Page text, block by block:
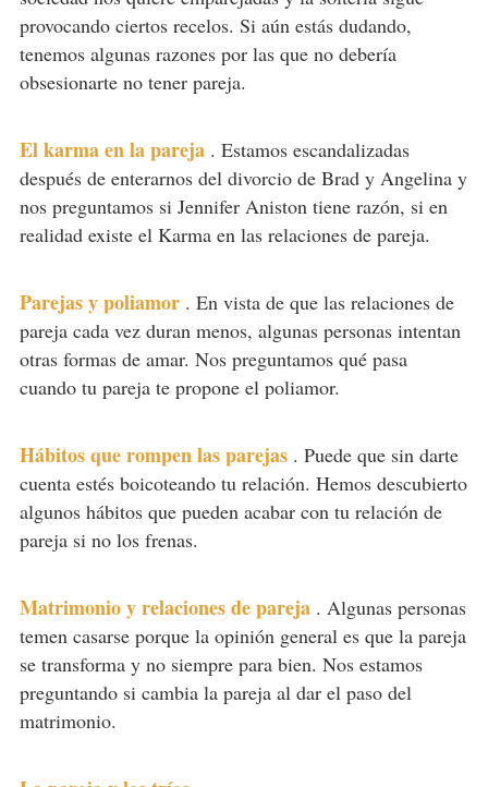
provocando ciertos recelos. Si aún estás dudando,
tenemos algunas razones por las que no debería
obsesionarte no tener pareja.
El karma en la pareja . Estamos escandalizadas
después de enterarnos del divorcio de Brad y Angelina y
nos preguntamos si Jennifer Aniston tiene razón, si en
realidad existe el Karma en las relaciones de pareja.
Parejas y poliamor . En vista de que las relaciones de
pareja cada vez duran menos, algunas personas intentan
otras formas de amar. Nos preguntamos qué pasa
cuando tu pareja te propone el poliamor.
Hábitos que rompen las parejas . Puede que sin darte
cuenta estés boicoteando tu relación. Hemos descubierto
algunos hábitos que pueden acabar con tu relación de
pareja si no los frenas.
Matrimonio y relaciones de pareja . Algunas personas
temen casarse porque la opinión general es que la pareja
se transforma y no siempre para bien. Nos estamos
preguntando si cambia la pareja al dar el paso del
matrimonio.